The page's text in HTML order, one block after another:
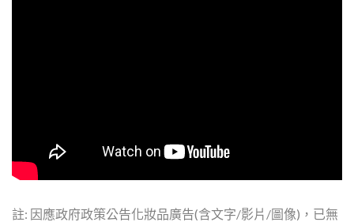
註: 因應政府政策公告化妝品廣告(含文字/影片/圖像)，已無